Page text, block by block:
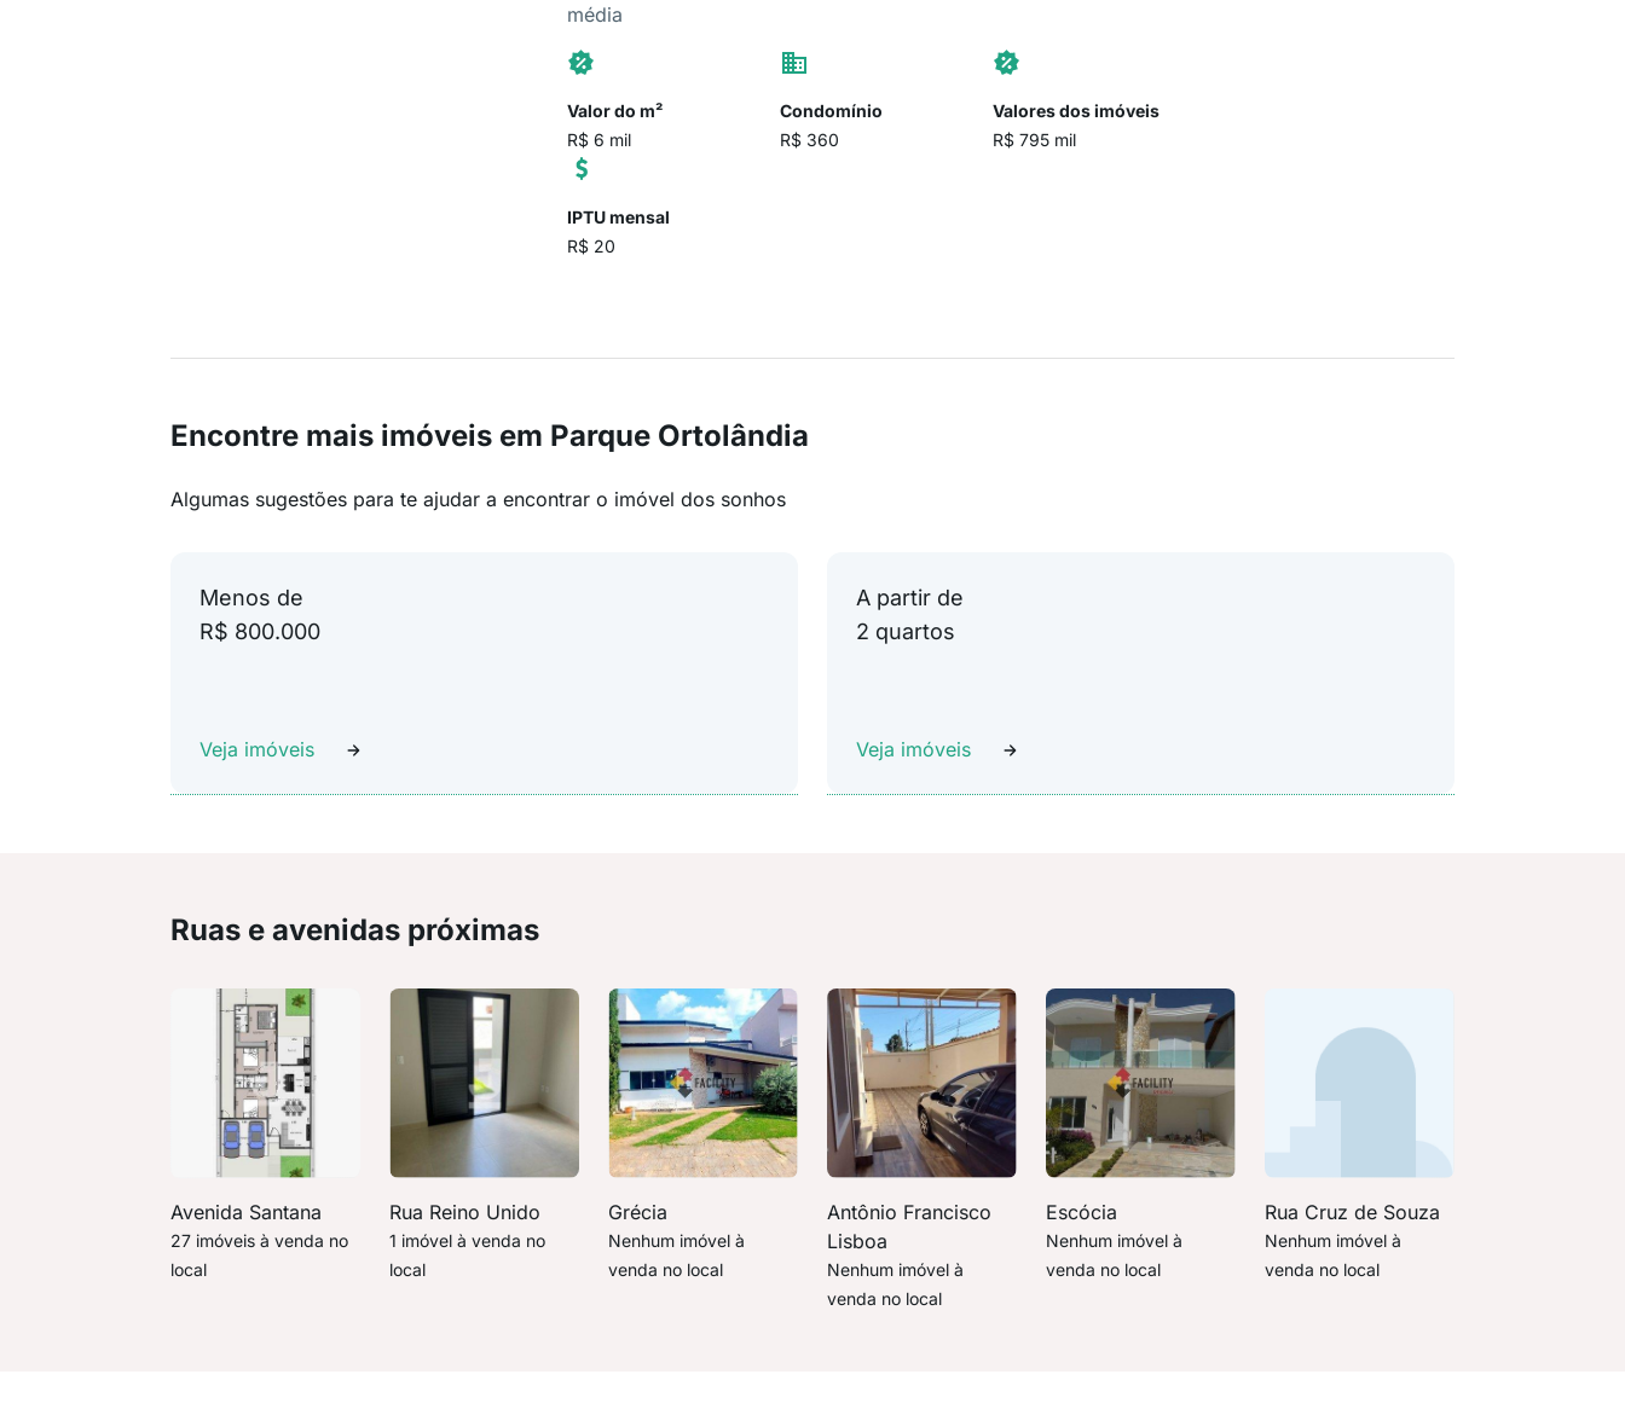
média
Valor do m²
R$ 6 mil
Condomínio
R$ 360
Valores dos imóveis
R$ 795 mil
IPTU mensal
R$ 20
Encontre mais imóveis em Parque Ortolândia
Algumas sugestões para te ajudar a encontrar o imóvel dos sonhos
Menos de
R$ 800.000
Veja imóveis
A partir de
2 quartos
Veja imóveis
Ruas e avenidas próximas
Avenida Santana
27 imóveis à venda no
local
Rua Reino Unido
1 imóvel à venda no
local
Grécia
Nenhum imóvel à
venda no local
Antônio Francisco
Lisboa
Nenhum imóvel à
venda no local
Escócia
Nenhum imóvel à
venda no local
Rua Cruz de Souza
Nenhum imóvel à
venda no local